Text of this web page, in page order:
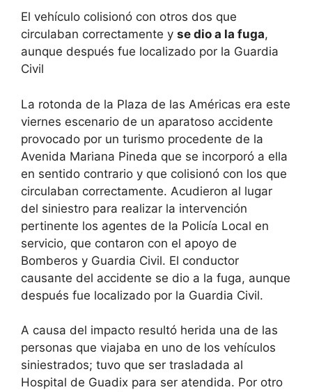
El vehículo colisionó con otros dos que
circulaban correctamente y se dio a la fuga,
aunque después fue localizado por la Guardia
Civil
La rotonda de la Plaza de las Américas era este
viernes escenario de un aparatoso accidente
provocado por un turismo procedente de la
Avenida Mariana Pineda que se incorporó a ella
en sentido contrario y que colisionó con los que
circulaban correctamente. Acudieron al lugar
del siniestro para realizar la intervención
pertinente los agentes de la Policía Local en
servicio, que contaron con el apoyo de
Bomberos y Guardia Civil. El conductor
causante del accidente se dio a la fuga, aunque
después fue localizado por la Guardia Civil.
A causa del impacto resultó herida una de las
personas que viajaba en uno de los vehículos
siniestrados; tuvo que ser trasladada al
Hospital de Guadix para ser atendida. Por otro